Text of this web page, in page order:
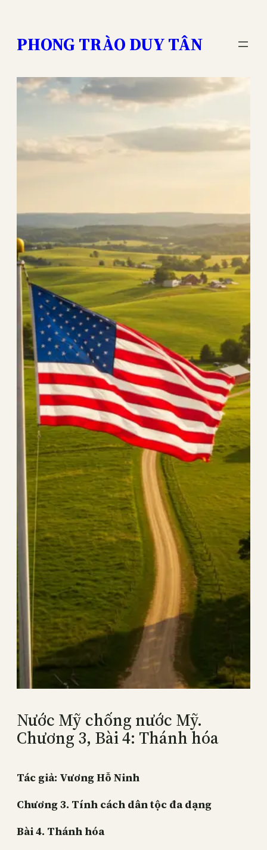
content
PHONG TRÀO DUY TÂN
Nước Mỹ chống nước Mỹ.
Chương 3, Bài 4: Thánh hóa
Tác giả: Vương Hỗ Ninh
Chương 3. Tính cách dân tộc đa dạng
Bài4. Thánh hóa